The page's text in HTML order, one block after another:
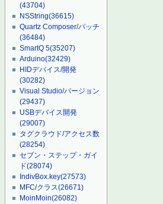
(43704)
NSString(36615)
Quartz Composer/パッチ
(36484)
SmartQ 5(35207)
Arduino(32429)
HIDデバイス/開発
(30282)
Visual Studio/バージョン
(29437)
USBデバイス開発
(29007)
タグクラウド/アクセス数
(28254)
セブン・ステップ・ガイ
ド(28074)
IndivBox.key(27573)
MFC/クラス(26671)
MoinMoin(26082)